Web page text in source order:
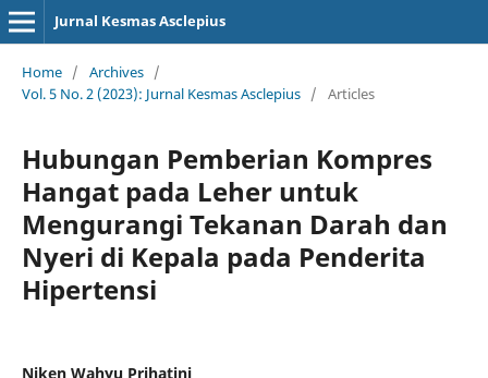
Jurnal Kesmas Asclepius
Home / Archives /
Vol. 5 No. 2 (2023): Jurnal Kesmas Asclepius / Articles
Hubungan Pemberian Kompres
Hangat pada Leher untuk
Mengurangi Tekanan Darah dan
Nyeri di Kepala pada Penderita
Hipertensi
Niken Wahyu Prihatini